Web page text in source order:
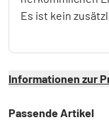
Es ist kein
Informationen zur
Passende Artikel